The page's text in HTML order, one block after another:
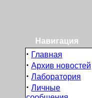
Навигация
· Главная
· Архив новостей
· Лаборатория
· Личные